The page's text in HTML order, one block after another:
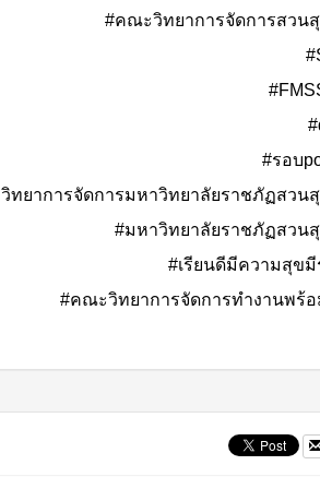
#คณะวิทยาการจัดการสวน
#รอบ
ทยาการจัดการมหาวิทยาลัยราชภัฏสวน
#มหาวิทยาลัยราชภัฏสวน
#เรียนดีมีความสุขมี
#คณะวิทยาการจัดการทำงานพร้อ